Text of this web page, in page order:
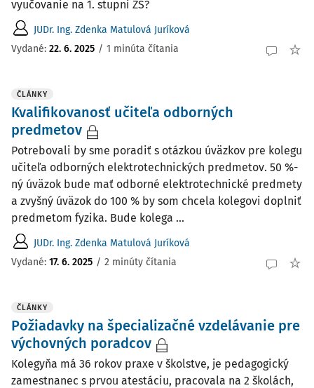
vyučovanie na 1. stupni ZŠ?
JUDr. Ing. Zdenka Matulová Juríková
Vydané: 22. 6. 2025 / 1 minúta čítania
ČLÁNKY
Kvalifikovanosť učiteľa odborných
predmetov
Potrebovali by sme poradiť s otázkou úväzkov pre kolegu
učiteľa odborných elektrotechnických predmetov. 50 %-
ný úväzok bude mať odborné elektrotechnické predmety
a zvyšný úväzok do 100 % by som chcela kolegovi doplniť
predmetom fyzika. Bude kolega ...
JUDr. Ing. Zdenka Matulová Juríková
Vydané: 17. 6. 2025 / 2 minúty čítania
ČLÁNKY
Požiadavky na špecializačné vzdelávanie pre
výchovných poradcov
Kolegyňa má 36 rokov praxe v školstve, je pedagogický
zamestnanec s prvou atestáciu, pracovala na 2 školách,